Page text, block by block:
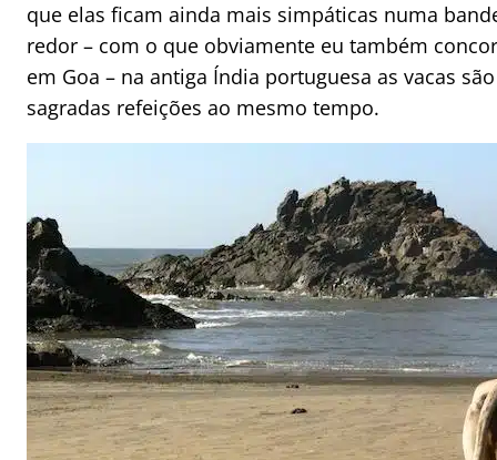
que elas ficam ainda mais simpáticas numa
redor – com o que obviamente eu também
em Goa – na antiga Índia portuguesa as vacas
sagradas refeições ao mesmo tempo.